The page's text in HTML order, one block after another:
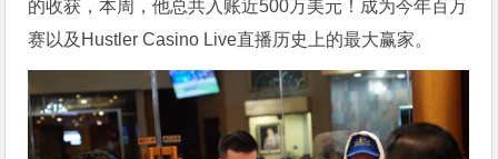
的收获，本周，他总共入账近500万美元！成为今年百万
赛以及Hustler Casino Live直播历史上的最大赢家。